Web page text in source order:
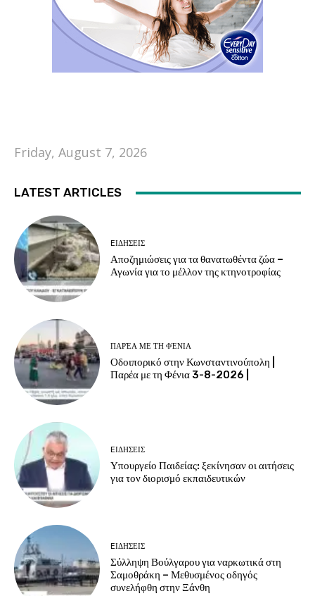
Friday, August 7, 2026
LATEST ARTICLES
EΙΔΗΣΕΙΣ
Αποζημιώσεις για τα θανατωθέντα ζώα –
Αγωνία για το μέλλον της κτηνοτροφίας
ΠΑΡΈΑ ΜΕ ΤΗ ΦΈΝΙΑ
Οδοιπορικό στην Κωνσταντινούπολη |
Παρέα με τη Φένια 3-8-2026 |
EΙΔΗΣΕΙΣ
Υπουργείο Παιδείας: ξεκίνησαν οι αιτήσεις
για τον διορισμό εκπαιδευτικών
EΙΔΗΣΕΙΣ
Σύλληψη Βούλγαρου για ναρκωτικά στη
Σαμοθράκη – Μεθυσμένος οδηγός
συνελήφθη στην Ξάνθη